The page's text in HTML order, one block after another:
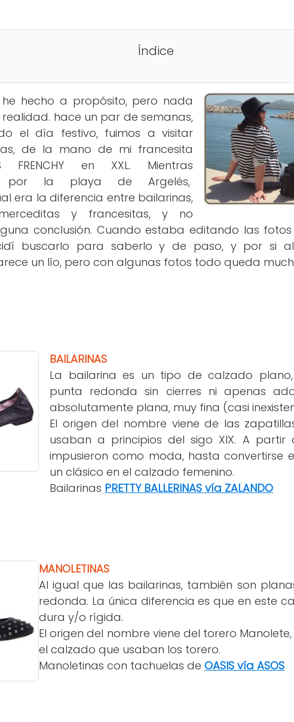
Índice
hecho a propósito, pero nada
hace un par de semanas,
el día festivo, fuimos a visitar
de la mano de mi francesita
FRENCHY en XXL. Mientras
por la playa de Argelés,
era la diferencia entre bailarinas,
y francesitas, y no
conclusión. Cuando estaba editando las
buscarlo para saberlo y de paso, y por si
un lío, pero con algunas fotos todo queda
BAILARINAS
La bailarina es un tipo de calzado
punta redonda sin cierres ni apenas
absolutamente plana, muy fina (casi
El origen del nombre viene de las
usaban a principios del sigo XIX. A partir
impusieron como moda, hasta convertirse
un clásico en el calzado femenino.
Bailarinas PRETTY BALLERINAS vía ZALANDO
MANOLETINAS
Al igual que las bailarinas, también son
redonda. La única diferencia es que en este
dura y/o rígida.
El origen del nombre viene del torero
el calzado que usaban los torero.
Manoletinas con tachuelas de OASIS vía ASOS